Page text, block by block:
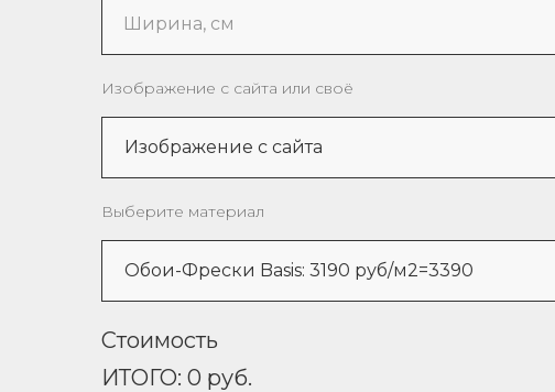
Ширина, см
Изображение с сайта или своё
Выберите материал
Стоимость
ИТОГО: 0 руб.